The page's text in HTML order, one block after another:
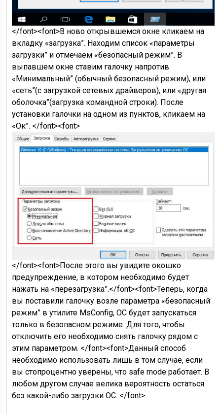
</font><font>В ново открывшемся окне кликаем на
вкладку «загрузка”. Находим список «параметры
загрузки” и отмечаем «безопасный режим”. В
выпавшем окне ставим галочку напротив
«Минимальный” (обычный безопасный режим), или
«сеть”(с загрузкой сетевых драйверов), или «другая
оболочка”(загрузка командной строки). После
установки галочки на одном из пунктов, кликаем на
«Ок”. </font><font>
</font><font>После этого вы увидите окошко
предупреждение, в котором необходимо будет
нажать на «перезагрузка”.</font><font>Теперь, когда
вы поставили галочку возле параметра «безопасный
режим” в утилите MsConfig, ОС будет запускаться
только в безопасном режиме. Для того, чтобы
отключить его необходимо снять галочку рядом с
этим параметром. </font><font>Данный способ
необходимо использовать лишь в том случае, если
вы стопроцентно уверены, что safe mode работает. В
любом другом случае велика вероятность остаться
без какой-либо загрузки ОС. </font>